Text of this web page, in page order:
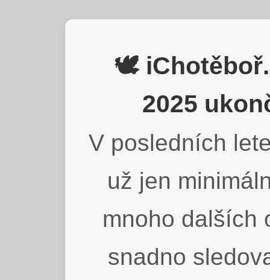
🕊️
2025
V posledních
už jen
mnoho dalších
snadno